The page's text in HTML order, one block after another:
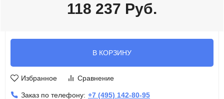
118 237 Руб.
В КОРЗИНУ
Избранное Сравнение
Заказ по телефону: +7 (495) 142-80-95